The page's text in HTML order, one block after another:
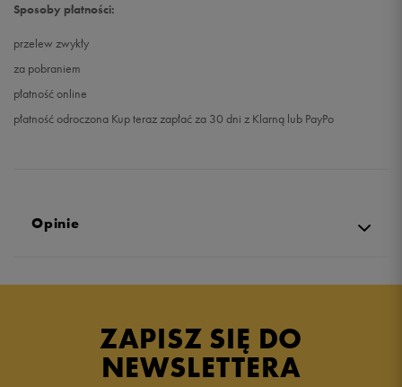
Sposoby płatności:
przelew zwykły
za pobraniem
płatność online
płatność odroczona Kup teraz zapłać za 30 dni z Klarną lub PayPo
Opinie
ZAPISZ SIĘ DO
NEWSLETTERA